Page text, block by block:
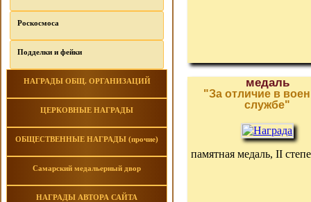
Роскосмоса
Подделки и фейки
НАГРАДЫ ОБЩ. ОРГАНИЗАЦИЙ
ЦЕРКОВНЫЕ НАГРАДЫ
ОБЩЕСТВЕННЫЕ НАГРАДЫ (прочие)
Самарский медальерный двор
НАГРАДЫ АВТОРА САЙТА
медаль
"За отличие в
службе"
памятная медаль, II